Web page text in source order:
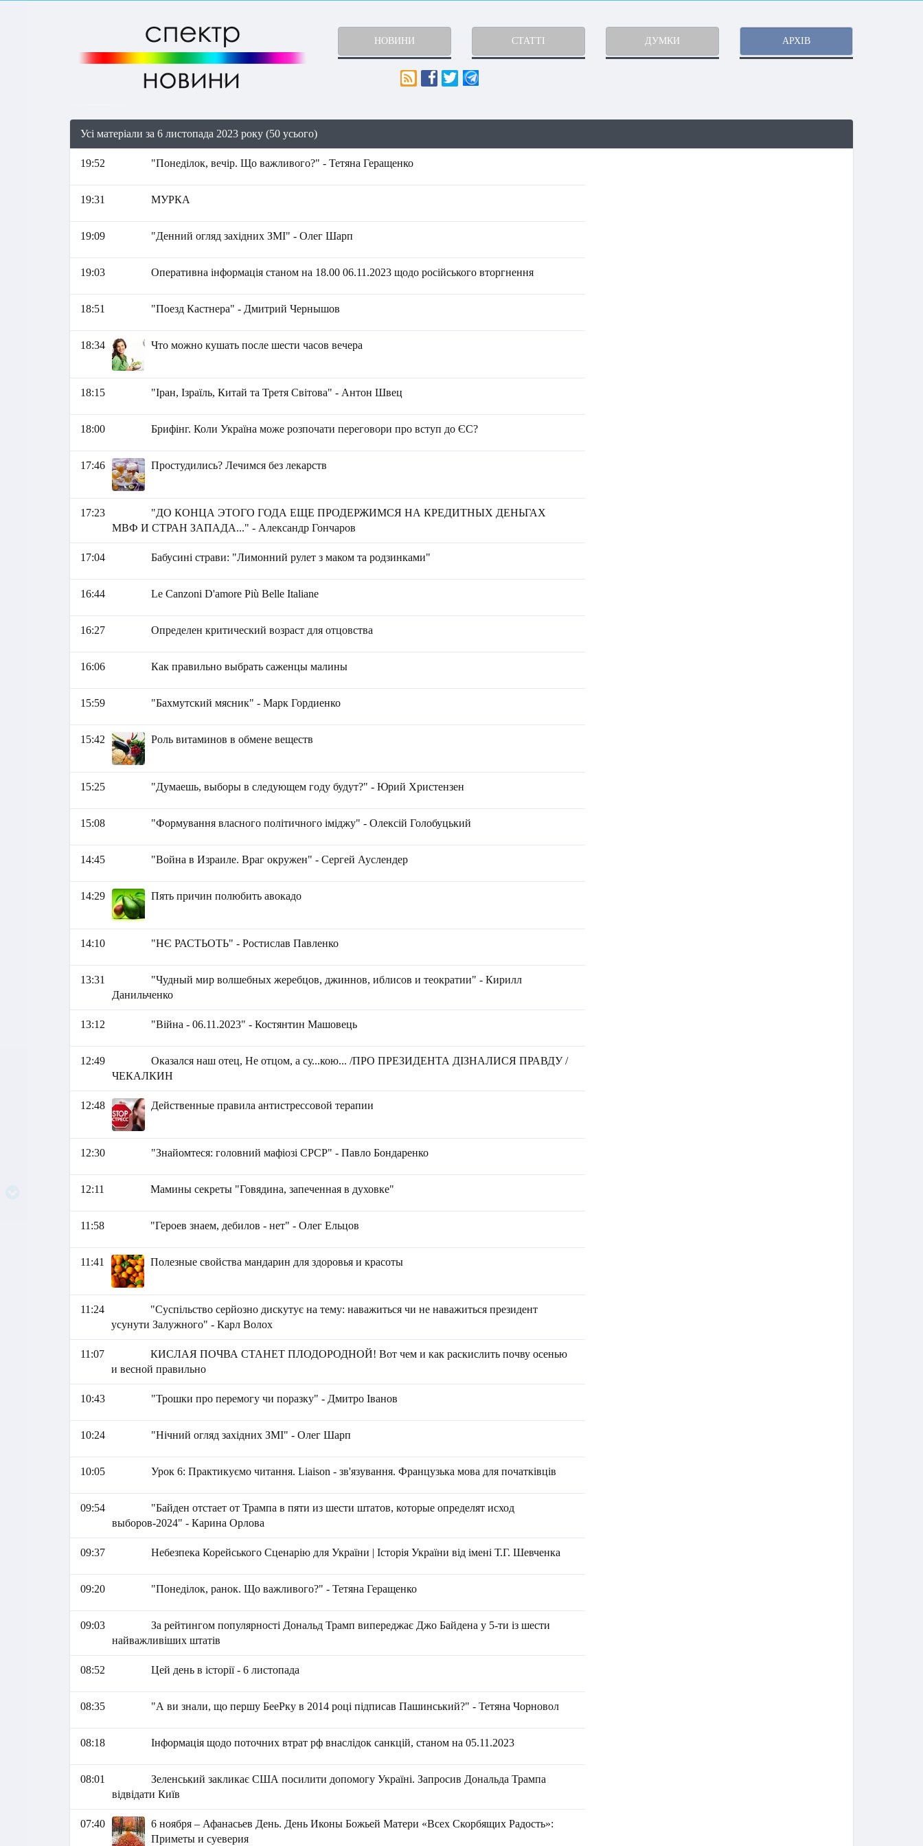
НОВИНИ СТАТТІ ДУМКИ АРХІВ
Усі матеріали за 6 листопада 2023 року (50 усього)
19:52 "Понеділок, вечір. Що важливого?" - Тетяна Геращенко
19:31 МУРКА
19:09 "Денний огляд західних ЗМІ" - Олег Шарп
19:03 Оперативна інформація станом на 18.00 06.11.2023 щодо російського вторгнення
18:51 "Поезд Кастнера" - Дмитрий Чернышов
18:34 Что можно кушать после шести часов вечера
18:15 "Іран, Ізраїль, Китай та Третя Світова" - Антон Швец
18:00 Брифінг. Коли Україна може розпочати переговори про вступ до ЄС?
17:46 Простудились? Лечимся без лекарств
17:23
"ДО КОНЦА ЭТОГО ГОДА ЕЩЕ ПРОДЕРЖИМСЯ НА КРЕДИТНЫХ ДЕНЬГАХ
МВФ И СТРАН ЗАПАДА..." - Александр Гончаров
17:04 Бабусині страви: "Лимонний рулет з маком та родзинками"
16:44 Le Canzoni D'amore Più Belle Italiane
16:27 Определен критический возраст для отцовства
16:06 Как правильно выбрать саженцы малины
15:59 "Бахмутский мясник" - Марк Гордиенко
15:42 Роль витаминов в обмене веществ
15:25 "Думаешь, выборы в следующем году будут?" - Юрий Христензен
15:08 "Формування власного політичного іміджу" - Олексій Голобуцький
14:45 "Война в Израиле. Враг окружен" - Сергей Ауслендер
14:29 Пять причин полюбить авокадо
14:10 "НЄ РАСТЬОТЬ" - Ростислав Павленко
13:31
"Чудный мир волшебных жеребцов, джиннов, иблисов и теократии" - Кирилл
Данильченко
13:12 "Війна - 06.11.2023" - Костянтин Машовець
12:49
Оказался наш отец, Не отцом, а су...кою... /ПРО ПРЕЗИДЕНТА ДІЗНАЛИСЯ ПРАВДУ /
ЧЕКАЛКИН
12:48 Действенные правила антистрессовой терапии
12:30 "Знайомтеся: головний мафіозі СРСР" - Павло Бондаренко
12:11 Мамины секреты "Говядина, запеченная в духовке"
11:58 "Героев знаем, дебилов - нет" - Олег Ельцов
11:41 Полезные свойства мандарин для здоровья и красоты
11:24
"Суспільство серйозно дискутує на тему: наважиться чи не наважиться президент
усунути Залужного" - Карл Волох
11:07
КИСЛАЯ ПОЧВА СТАНЕТ ПЛОДОРОДНОЙ! Вот чем и как раскислить почву осенью
и весной правильно
10:43 "Трошки про перемогу чи поразку" - Дмитро Іванов
10:24 "Нічний огляд західних ЗМІ" - Олег Шарп
10:05 Урок 6: Практикуємо читання. Liaison - зв'язування. Французька мова для початківців
09:54
"Байден отстает от Трампа в пяти из шести штатов, которые определят исход
выборов-2024" - Карина Орлова
09:37 Небезпека Корейського Сценарію для України | Історія України від імені Т.Г. Шевченка
09:20 "Понеділок, ранок. Що важливого?" - Тетяна Геращенко
09:03
За рейтингом популярності Дональд Трамп випереджає Джо Байдена у 5-ти із шести
найважливіших штатів
08:52 Цей день в історії - 6 листопада
08:35 "А ви знали, що першу БееРку в 2014 році підписав Пашинський?" - Тетяна Чорновол
08:18 Інформація щодо поточних втрат рф внаслідок санкцій, станом на 05.11.2023
08:01
Зеленський закликає США посилити допомогу Україні. Запросив Дональда Трампа
відвідати Київ
07:40
6 ноября – Афанасьев День. День Иконы Божьей Матери «Всех Скорбящих Радость»:
Приметы и суеверия